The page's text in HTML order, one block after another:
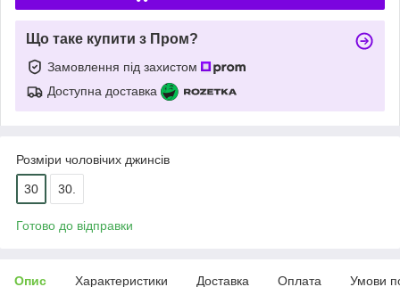
Що таке купити з Пром?
Замовлення під захистом
Доступна доставка
Розміри чоловічих джинсів
30 30.
Готово до відправки
Опис Характеристики Доставка Оплата Умови